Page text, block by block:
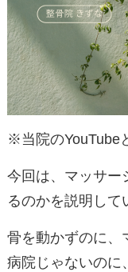
※当院のYouTube
今回は、マッサー
るのかを説明して
骨を動かずのに、
病院じゃないのに